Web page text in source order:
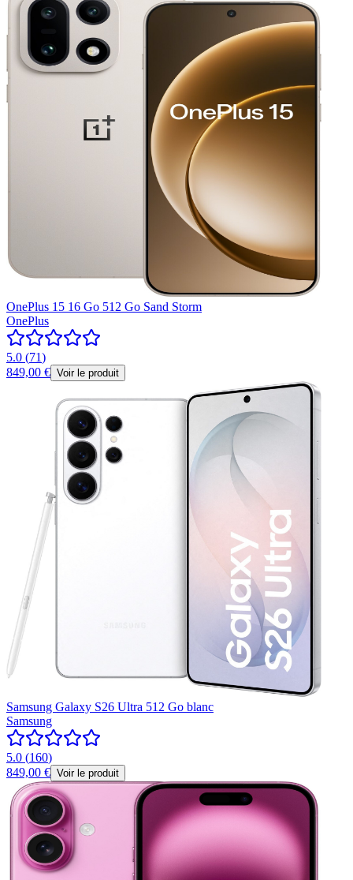
OnePlus 15 16 Go 512 Go Sand Storm
OnePlus
5.0 (71)
849,00 € Voir le produit
Samsung Galaxy S26 Ultra 512 Go blanc
Samsung
5.0 (160)
849,00 € Voir le produit